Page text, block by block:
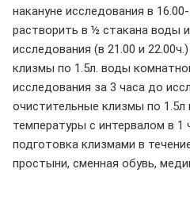
накануне исследования в
растворить в ½ стакана воды
исследования (в 21.00 и
клизмы по 1.5л. воды
исследования за 3 часа до
очистительные клизмы по
температуры с интервалом в 1
подготовка клизмами в
простыни, сменная обувь,